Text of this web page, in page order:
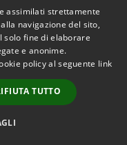
bottiglie
assimilati strettamente
navigazione del sito,
solo fine di elaborare
e anonime.
policy al seguente link
TUTTO